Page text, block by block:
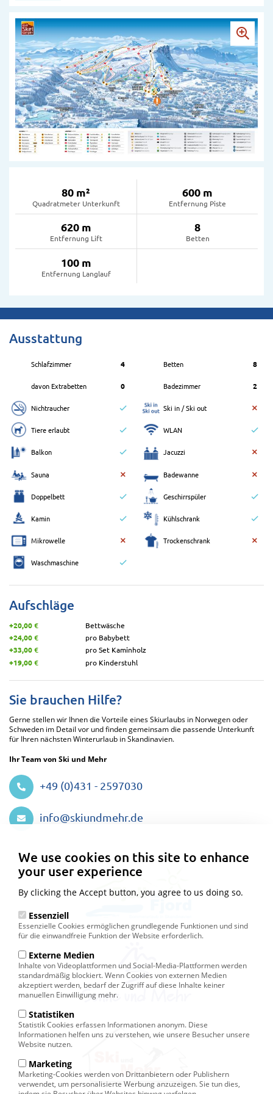
80 m²
Quadratmeter Unterkunft
600 m
Entfernung Piste
620 m
Entfernung Lift
8
Betten
100 m
Entfernung Langlauf
Ausstattung
Schlafzimmer 4 Betten 8
davon Extrabetten 0 Badezimmer 2
Nichtraucher Ski in / Ski out
Tiere erlaubt WLAN
Balkon Jacuzzi
Sauna Badewanne
Doppelbett Geschirrspüler
Kamin Kühlschrank
Mikrowelle Trockenschrank
Waschmaschine
Aufschläge
+20,00 €
Bettwäsche
+24,00 €
pro Babybett
+33,00 €
pro Set Kaminholz
+19,00 €
pro Kinderstuhl
Sie brauchen Hilfe?
Gerne stellen wir Ihnen die Vorteile eines Skiurlaubs in Norwegen oder
Schweden im Detail vor und finden gemeinsam die passende Unterkunft
für Ihren nächsten Winterurlaub in Skandinavien.
Ihr Team von Ski und Mehr
+49 (0)431 - 2597030
info@skiundmehr.de
We use cookies on this site to enhance
your user experience
By clicking the Accept button, you agree to us doing so.
Essenziell
Essenzielle Cookies ermöglichen grundlegende Funktionen und sind
für die einwandfreie Funktion der Website erforderlich.
Externe Medien
Inhalte von Videoplattformen und Social-Media-Plattformen werden
standardmäßig blockiert. Wenn Cookies von externen Medien
akzeptiert werden, bedarf der Zugriff auf diese Inhalte keiner
manuellen Einwilligung mehr.
Statistiken
Statistik Cookies erfassen Informationen anonym. Diese
Informationen helfen uns zu verstehen, wie unsere Besucher unsere
Website nutzen.
Marketing
Marketing-Cookies werden von Drittanbietern oder Publishern
verwendet, um personalisierte Werbung anzuzeigen. Sie tun dies,